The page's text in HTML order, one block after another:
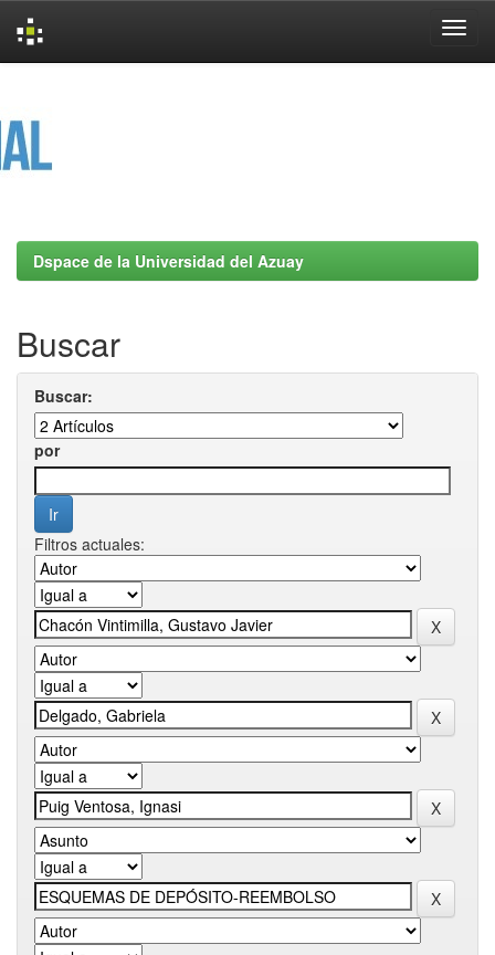
Dspace de la Universidad del Azuay
Buscar
Buscar:
por
Filtros actuales: